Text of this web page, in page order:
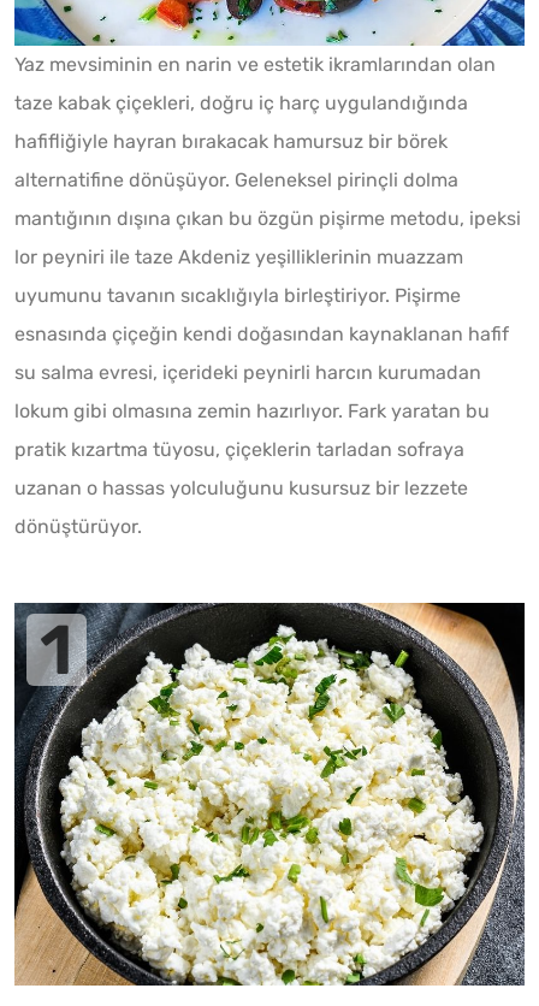
Yaz mevsiminin en narin ve estetik ikramlarından olan
taze kabak çiçekleri, doğru iç harç uygulandığında
hafifliğiyle hayran bırakacak hamursuz bir börek
alternatifine dönüşüyor. Geleneksel pirinçli dolma
mantığının dışına çıkan bu özgün pişirme metodu, ipeksi
lor peyniri ile taze Akdeniz yeşilliklerinin muazzam
uyumunu tavanın sıcaklığıyla birleştiriyor. Pişirme
esnasında çiçeğin kendi doğasından kaynaklanan hafif
su salma evresi, içerideki peynirli harcın kurumadan
lokum gibi olmasına zemin hazırlıyor. Fark yaratan bu
pratik kızartma tüyosu, çiçeklerin tarladan sofraya
uzanan o hassas yolculuğunu kusursuz bir lezzete
dönüştürüyor.